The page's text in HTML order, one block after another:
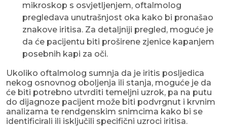
mikroskop s osvjetljenjem, oftalmolog
pregledava unutrašnjost oka kako bi pronašao
znakove iritisa. Za detaljniji pregled, moguće je
da će pacijentu biti proširene zjenice kapanjem
posebnih kapi za oči.
Ukoliko oftalmolog sumnja da je iritis posljedica
nekog osnovnog oboljenja ili stanja, moguće je da
će biti potrebno utvrditi temeljni uzrok, pa na putu
do dijagnoze pacijent može biti podvrgnut i krvnim
analizama te rendgenskim snimcima kako bi se
identificirali ili isključili specifični uzroci iritisa.